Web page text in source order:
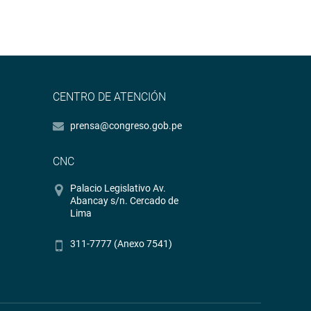
CENTRO DE ATENCIÓN
prensa@congreso.gob.pe
CNC
Palacio Legislativo Av.
Abancay s/n. Cercado de
Lima
311-7777 (Anexo 7541)